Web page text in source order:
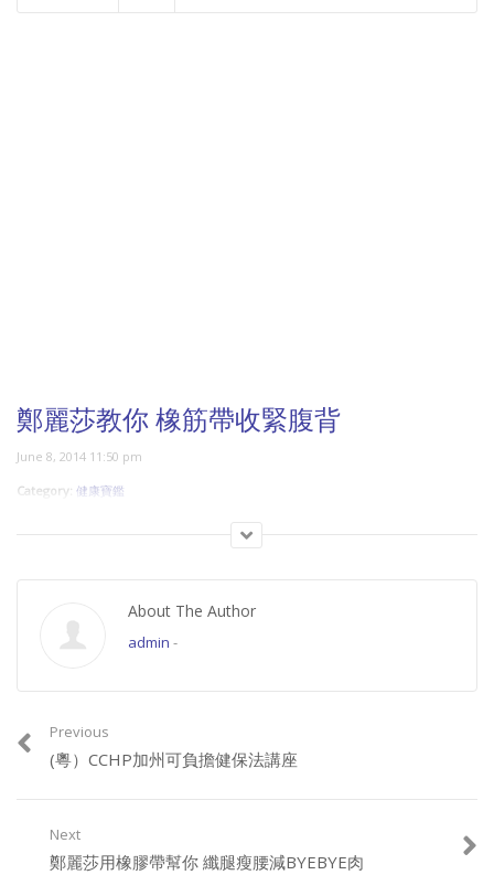
鄭麗莎教你 橡筋帶收緊腹背
June 8, 2014 11:50 pm
Category: 健康寶鑑
About The Author
admin -
Previous
(粵）CCHP加州可負擔健保法講座
Next
鄭麗莎用橡膠帶幫你 纖腿瘦腰減BYEBYE肉